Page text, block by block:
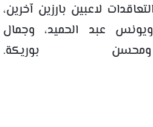
لاعبين بارزين آخرين،
عبد الحميد، وجمال
بوريكة.